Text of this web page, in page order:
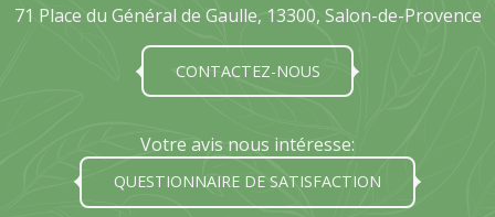
71 Place du Général de Gaulle, 13300, Salon-de-Provence
CONTACTEZ-NOUS
Votre avis nous intéresse:
QUESTIONNAIRE DE SATISFACTION